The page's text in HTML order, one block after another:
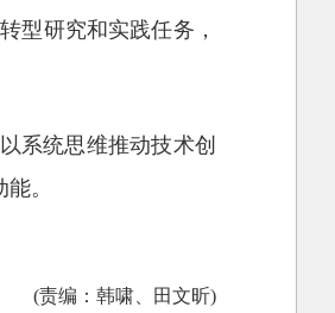
型研究和实践任务，
系统思维推动技术创
。
(责编：韩啸、田文昕)